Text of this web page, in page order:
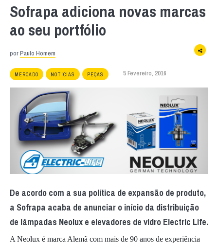
Sofrapa adiciona novas marcas
ao seu portfólio
porPaulo Homem
MERCADO NOTÍCIAS PEÇAS 5 Fevereiro, 2016
De acordo com a sua política de expansão de produto,
a Sofrapa acaba de anunciar o início da distribuição
de lâmpadas Neolux e elevadores de vidro Electric Life.
A Neolux é marca Alemã com mais de 90 anos de experiência